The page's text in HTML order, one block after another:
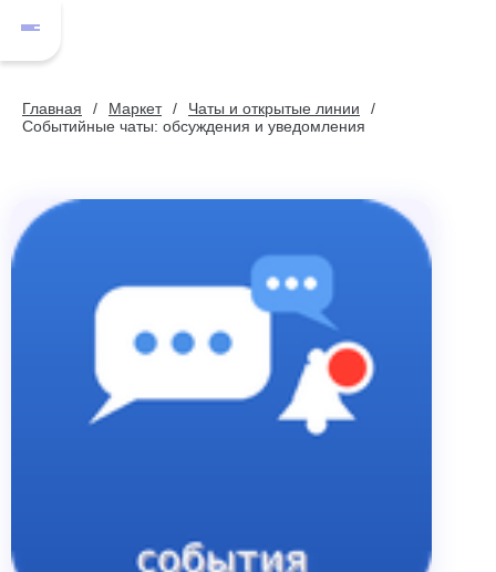
Главная Маркет
Чаты и открытые линии
Событийные чаты: обсуждения и уведомления